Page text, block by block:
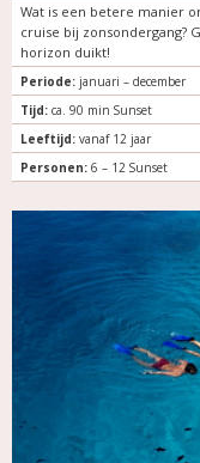
Wat is een betere manier
cruise bij zonsondergang?
horizon duikt!
Periode:januari – december
Tijd:ca. 90 min Sunset
Leeftijd:vanaf 12 jaar
Personen: 6 – 12 Sunset